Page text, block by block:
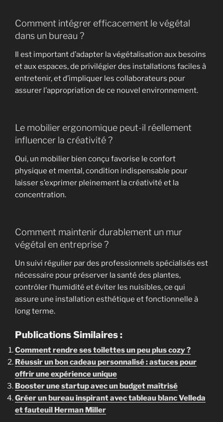
Comment intégrer efficacement le végétal
dans un bureau ?
Il est important d’adapter la végétalisation aux besoins
et aux espaces, de privilégier des installations faciles à
entretenir, et d’impliquer les collaborateurs pour
assurer l’appropriation de ce nouvel environnement.
Le mobilier ergonomique peut-il réellement
influencer la créativité ?
Oui, un mobilier bien conçu favorise le confort
physique et mental, condition indispensable pour
laisser s’exprimer pleinement la créativité et la
concentration.
Comment maintenir durablement un mur
végétal en entreprise ?
Un suivi régulier par des professionnels spécialisés est
nécessaire pour préserver la santé des plantes,
contrôler l’humidité et éviter les nuisibles, ce qui
assure une installation esthétique et fonctionnelle à
long terme.
Publications Similaires :
Comment rendre ses toilettes un peu plus cozy ?
Réussir un bon cadeau personnalisé : astuces pour
offrir une expérience unique
Booster une startup avec un budget maîtrisé
Gréer un bureau inspirant avec tableau blanc Velleda
et fauteuil Herman Miller